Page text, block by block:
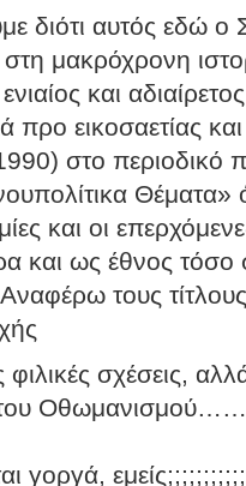
διότι αυτός εδώ ο
μακρόχρονη
και
προ εικοσαετίας
στο περιοδικό
Θέματα»
και οι
και ως έθνος τόσο
τους
φιλικές σχέσεις,
του
γοργά,